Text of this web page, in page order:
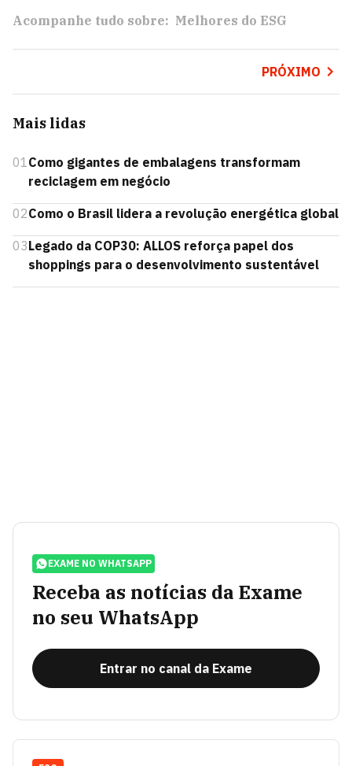
Acompanhe tudo sobre: Melhores do ESG
PRÓXIMO
Mais lidas
01Como gigantes de embalagens transformam
reciclagem em negócio
02Como o Brasil lidera a revolução energética global
03Legado da COP30: ALLOS reforça papel dos
shoppings para o desenvolvimento sustentável
EXAME NO WHATSAPP
Receba as notícias da Exame
no seu WhatsApp
Entrar no canal da Exame